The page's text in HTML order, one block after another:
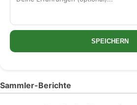
SPEICHERN
Sammler-Berichte